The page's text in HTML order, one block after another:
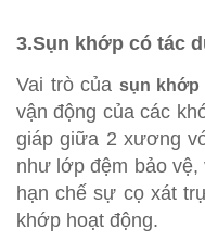
3.Sụn khớp có tác
Vai trò của sụn khớp
vận động của các
giáp giữa 2 xương
như lớp đệm bảo
hạn chế sự cọ xát
khớp hoạt động.